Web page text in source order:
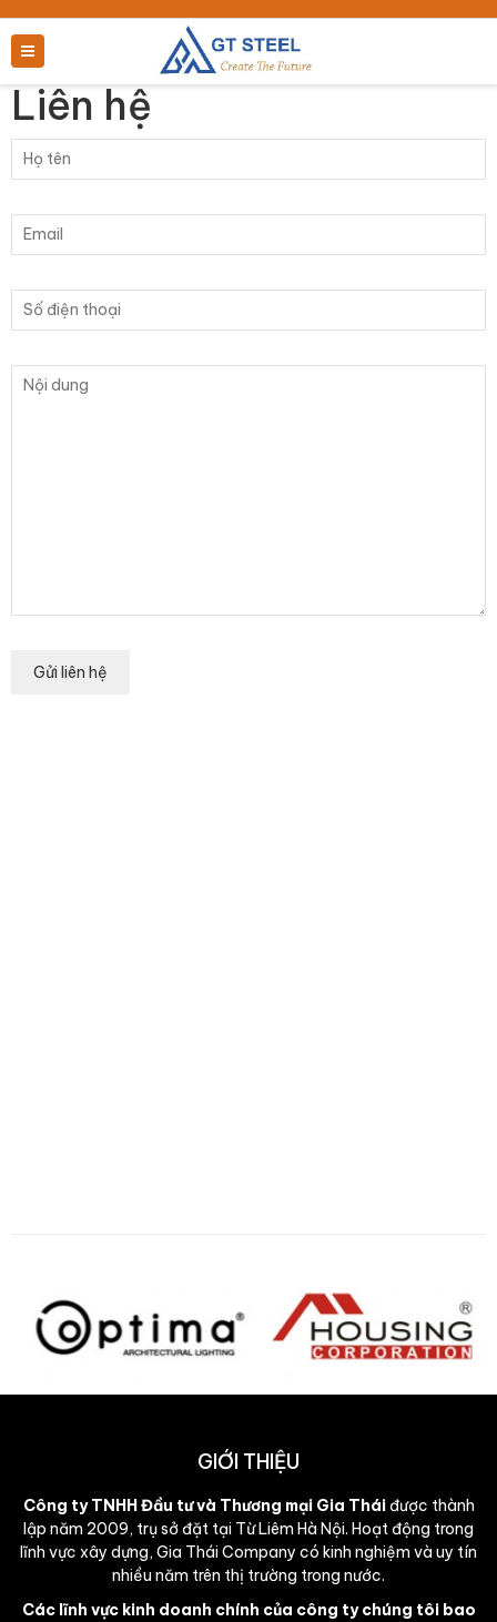
Liên hệ
GIỚI THIỆU
Công ty TNHH Đầu tư và Thương mại Gia Tháiđược thành
lập năm 2009, trụ sở đặt tại Từ Liêm Hà Nội. Hoạt động trong
lĩnh vực xây dựng, Gia Thái Company có kinh nghiệm và uy tín
nhiều năm trên thị trường trong nước.
Các lĩnh vực kinh doanh chính của công ty chúng tôi bao